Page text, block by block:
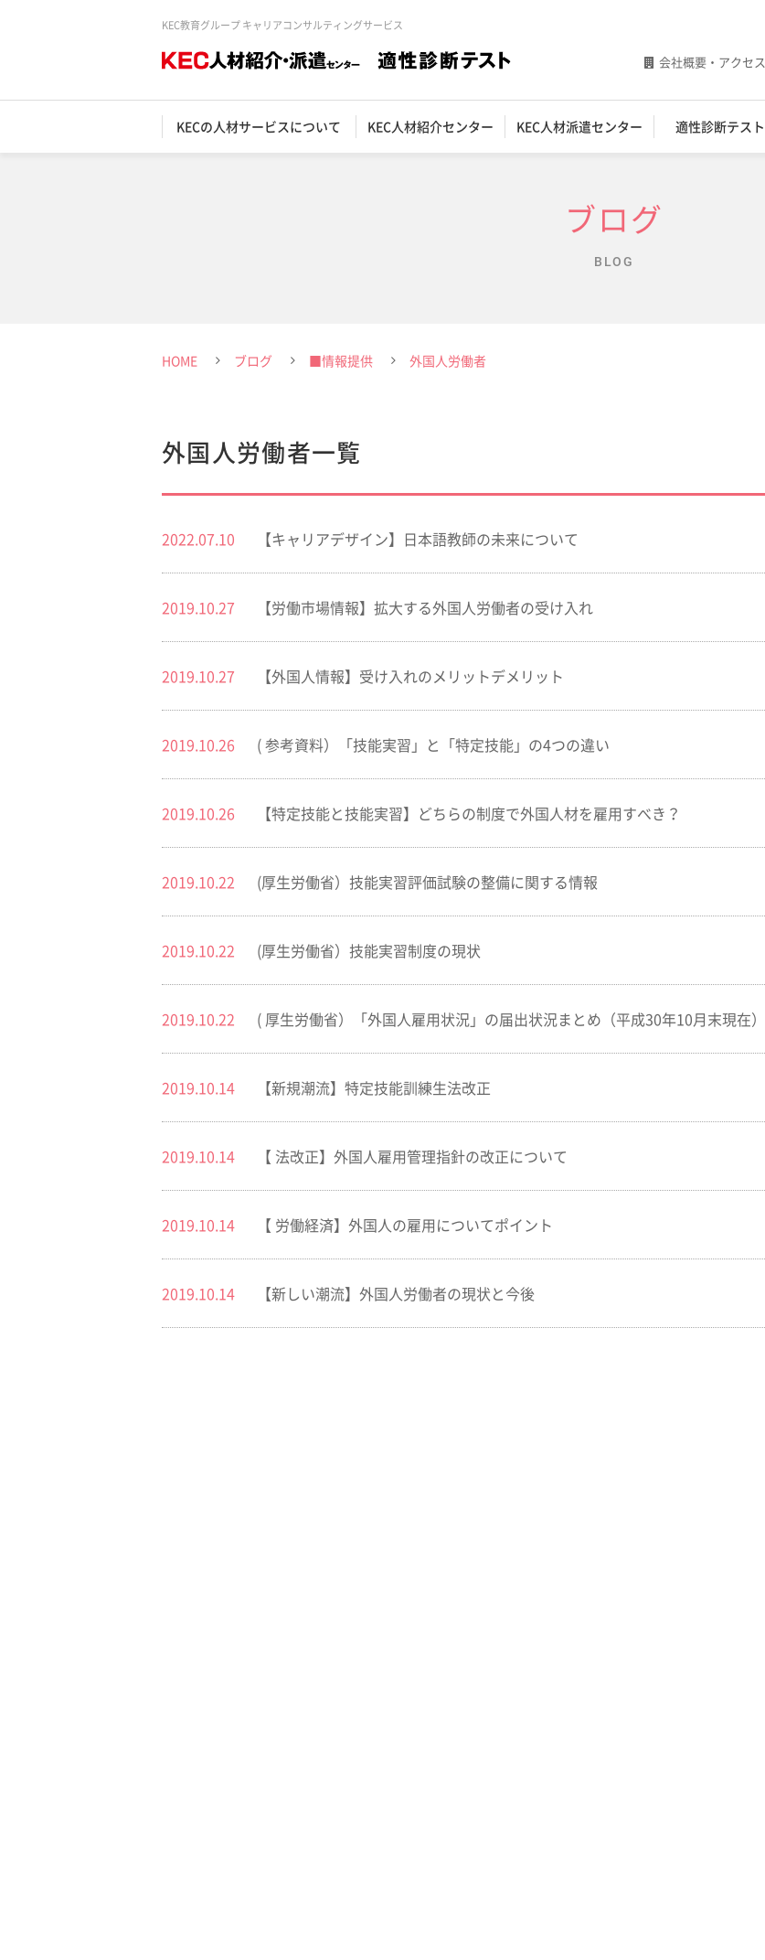
KEC教育グループ キャリアコンサルティングサービス
会社概要・アクセス
KECの人材サービスについて KEC人材紹介センター KEC人材派遣センター 適性診断テスト
ブログ
BLOG
HOME ブログ ■情報提供 外国人労働者
外国人労働者一覧
2022.07.10 【キャリアデザイン】日本語教師の未来について
2019.10.27 【労働市場情報】拡大する外国人労働者の受け入れ
2019.10.27 【外国人情報】受け入れのメリットデメリット
2019.10.26 ( 参考資料）「技能実習」と「特定技能」の4つの違い
2019.10.26 【特定技能と技能実習】どちらの制度で外国人材を雇用すべき？
2019.10.22 (厚生労働省）技能実習評価試験の整備に関する情報
2019.10.22 (厚生労働省）技能実習制度の現状
2019.10.22 ( 厚生労働省）「外国人雇用状況」の届出状況まとめ（平成30年10月末現在）
2019.10.14 【新規潮流】特定技能訓練生法改正
2019.10.14 【 法改正】外国人雇用管理指針の改正について
2019.10.14 【 労働経済】外国人の雇用についてポイント
2019.10.14 【新しい潮流】外国人労働者の現状と今後